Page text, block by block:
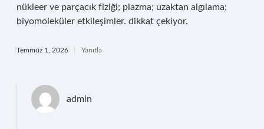
nükleer ve parçacık fiziği; plazma; uzaktan algılama;
biyomoleküler etkileşimler. dikkat çekiyor.
Temmuz 1, 2026 Yanıtla
admin